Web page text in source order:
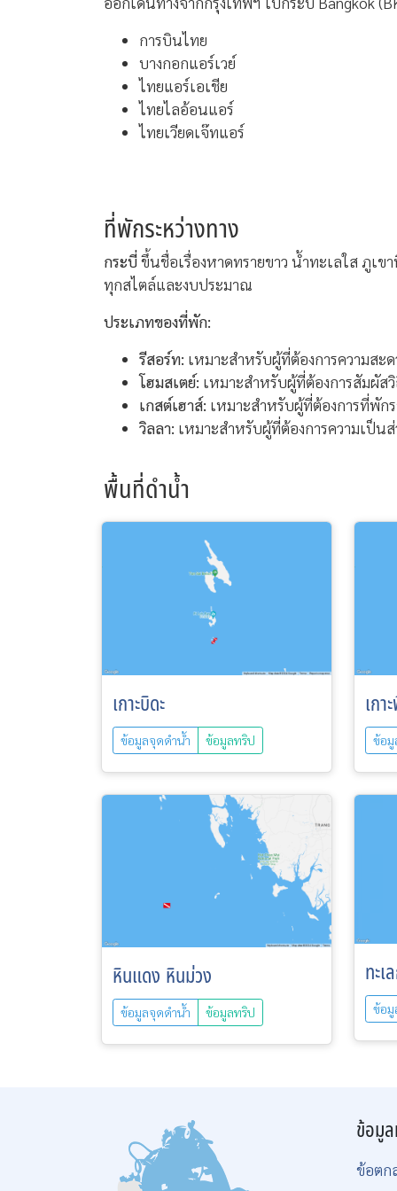
การบินไทย
บางกอกแอร์เวย์
ไทยแอร์เอเชีย
ไทยไลอ้อนแอร์
ไทยเวียดเจ๊ทแอร์
ที่พักระหว่างทาง
กระบี่ขึ้นชื่อเรื่องหาดทรายขาว น้ำทะเลใส ภูเ
ทุกสไตล์และงบประมาณ
ประเภทของที่พัก:
รีสอร์ท: เหมาะสำหรับผู้ที่ต้องการความสะ
โฮมสเตย์: เหมาะสำหรับผู้ที่ต้องการสัมผัส
เกสต์เฮาส์: เหมาะสำหรับผู้ที่ต้องการที่พัก
วิลลา: เหมาะสำหรับผู้ที่ต้องการความเป็
พื้นที่ดำน้ำ
เกาะบิดะ
ข้อมูลจุดดำน้ำ ข้อมูลทริป
เกา
ข้อมู
หินแดง หินม่วง
ข้อมูลจุดดำน้ำ ข้อมูลทริป
ทะเ
ข้อมู
ข้อมู
ข้อตก